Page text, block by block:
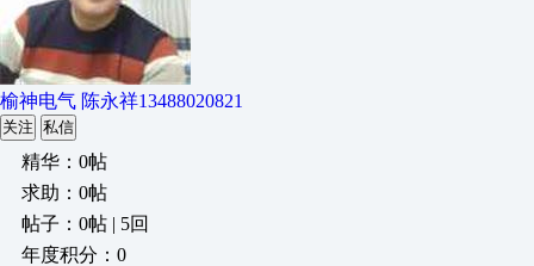
榆神电气 陈永祥13488020821
关注 私信
精华：0帖
求助：0帖
帖子：0帖 | 5回
年度积分：0